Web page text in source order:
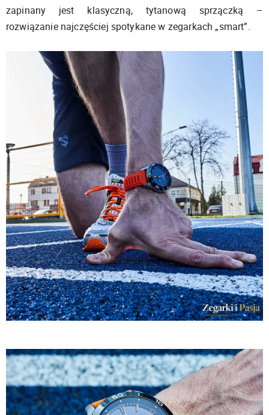
zapinany jest klasyczną, tytanową sprzączką –
rozwiązanie najczęściej spotykane w zegarkach „smart”.